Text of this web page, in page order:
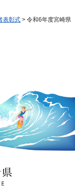
表彰式 > 令和6年度宮崎県